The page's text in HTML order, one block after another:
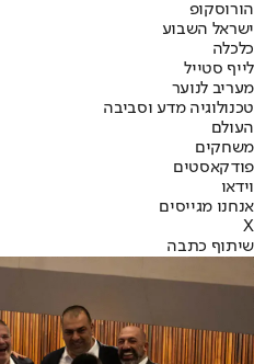
הורוסקופ
ישראל השבוע
כלכלה
לייף סטייל
מעריב לנוער
טכנולוגיה מדע וסביבה
העולם
משחקים
פודקאסטים
וידאו
אנחנו מגייסים
X
שיתוף כתבה